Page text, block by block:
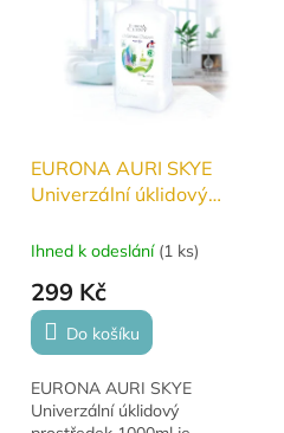
EURONA AURI SKYE
Univerzální úklidový
Ihned k odeslání (1 ks)
299 Kč
Do košíku
EURONA AURI SKYE
Univerzální úklidový